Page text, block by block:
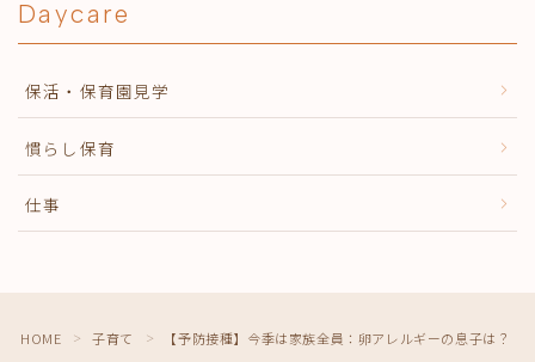
Daycare
保活・保育園見学
慣らし保育
仕事
HOME ＞ 子育て ＞ 【予防接種】今季は家族全員：卵アレルギーの息子は？